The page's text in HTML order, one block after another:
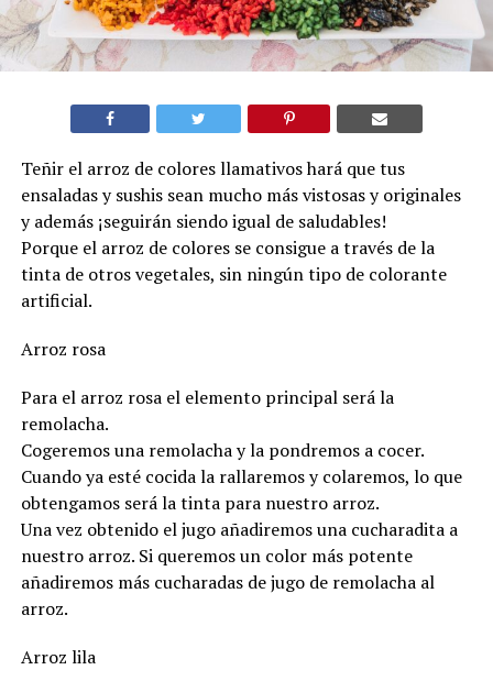
Teñir el arroz de colores llamativos hará que tus
ensaladas y sushis sean mucho más vistosas y originales
y además ¡seguirán siendo igual de saludables!
Porque el arroz de colores se consigue a través de la
tinta de otros vegetales, sin ningún tipo de colorante
artificial.
Arroz rosa
Para el arroz rosa el elemento principal será la
remolacha.
Cogeremos una remolacha y la pondremos a cocer.
Cuando ya esté cocida la rallaremos y colaremos, lo que
obtengamos será la tinta para nuestro arroz.
Una vez obtenido el jugo añadiremos una cucharadita a
nuestro arroz. Si queremos un color más potente
añadiremos más cucharadas de jugo de remolacha al
arroz.
Arroz lila